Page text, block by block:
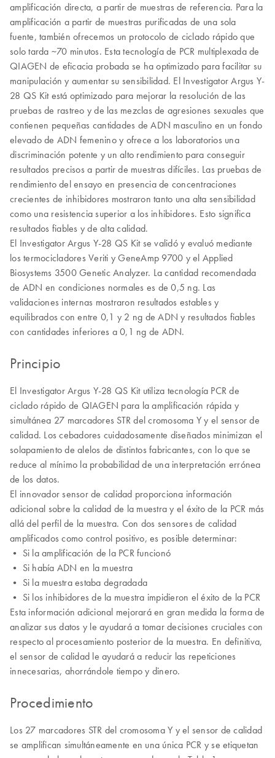
amplificación directa, a partir de muestras de referencia. Para la
amplificación a partir de muestras purificadas de una sola
fuente, también ofrecemos un protocolo de ciclado rápido que
solo tarda ~70 minutos. Esta tecnología de PCR multiplexada de
QIAGEN de eficacia probada se ha optimizado para facilitar su
manipulación y aumentar su sensibilidad. El Investigator Argus Y-
28 QS Kit está optimizado para mejorar la resolución de las
pruebas de rastreo y de las mezclas de agresiones sexuales que
contienen pequeñas cantidades de ADN masculino en un fondo
elevado de ADN femenino y ofrece a los laboratorios una
discriminación potente y un alto rendimiento para conseguir
resultados precisos a partir de muestras difíciles. Las pruebas de
rendimiento del ensayo en presencia de concentraciones
crecientes de inhibidores mostraron tanto una alta sensibilidad
como una resistencia superior a los inhibidores. Esto significa
resultados fiables y de alta calidad.
El Investigator Argus Y-28 QS Kit se validó y evaluó mediante
los termocicladores Veriti y GeneAmp 9700 y el Applied
Biosystems 3500 Genetic Analyzer. La cantidad recomendada
de ADN en condiciones normales es de 0,5 ng. Las
validaciones internas mostraron resultados estables y
equilibrados con entre 0,1 y 2 ng de ADN y resultados fiables
con cantidades inferiores a 0,1 ng de ADN.
Principio
El Investigator Argus Y-28 QS Kit utiliza tecnología PCR de
ciclado rápido de QIAGEN para la amplificación rápida y
simultánea 27 marcadores STR del cromosoma Y y el sensor de
calidad. Los cebadores cuidadosamente diseñados minimizan el
solapamiento de alelos de distintos fabricantes, con lo que se
reduce al mínimo la probabilidad de una interpretación errónea
de los datos.
El innovador sensor de calidad proporciona información
adicional sobre la calidad de la muestra y el éxito de la PCR más
allá del perfil de la muestra. Con dos sensores de calidad
amplificados como control positivo, es posible determinar:
• Si la amplificación de la PCR funcionó
• Si había ADN en la muestra
• Si la muestra estaba degradada
• Si los inhibidores de la muestra impidieron el éxito de la PCR
Esta información adicional mejorará en gran medida la forma de
analizar sus datos y le ayudará a tomar decisiones cruciales con
respecto al procesamiento posterior de la muestra. En definitiva,
el sensor de calidad le ayudará a reducir las repeticiones
innecesarias, ahorrándole tiempo y dinero.
Procedimiento
Los 27 marcadores STR del cromosoma Y y el sensor de calidad
se amplifican simultáneamente en una única PCR y se etiquetan